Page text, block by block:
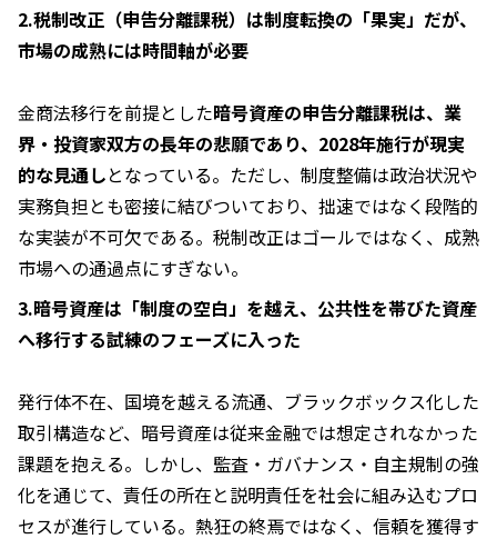
2.税制改正（申告分離課税）は制度転換の「果実」だが、
市場の成熟には時間軸が必要
金商法移行を前提とした暗号資産の申告分離課税は、業
界・投資家双方の長年の悲願であり、2028年施行が現実
的な見通しとなっている。ただし、制度整備は政治状況や
実務負担とも密接に結びついており、拙速ではなく段階的
な実装が不可欠である。税制改正はゴールではなく、成熟
市場への通過点にすぎない。
3.暗号資産は「制度の空白」を越え、公共性を帯びた資産
へ移行する試練のフェーズに入った
発行体不在、国境を越える流通、ブラックボックス化した
取引構造など、暗号資産は従来金融では想定されなかった
課題を抱える。しかし、監査・ガバナンス・自主規制の強
化を通じて、責任の所在と説明責任を社会に組み込むプロ
セスが進行している。熱狂の終焉ではなく、信頼を獲得す